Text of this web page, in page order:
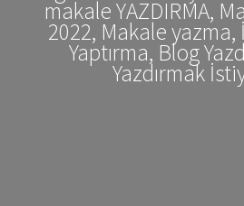
makale YAZDIRMA,
2022, Makale
Yaptırma, Blog
Yazdırmak